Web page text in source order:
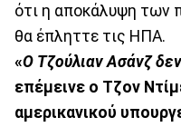
ότι η αποκάλυψη των
θα έπληττε τις ΗΠΑ.
«Ο Τζούλιαν Ασάνζ
επέμεινε ο Τζον
αμερικανικού